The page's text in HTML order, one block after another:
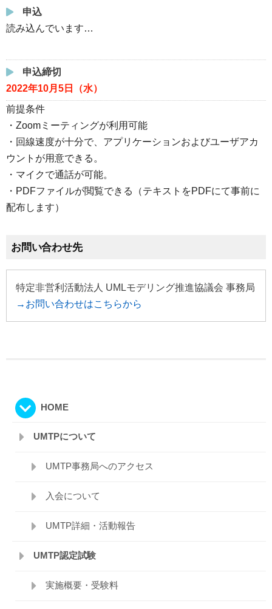
申込
読み込んでいます…
申込締切
2022年10月5日（水）
前提条件
・Zoomミーティングが利用可能
・回線速度が十分で、アプリケーションおよびユーザアカ
ウントが用意できる。
・マイクで通話が可能。
・PDFファイルが閲覧できる（テキストをPDFにて事前に
配布します）
お問い合わせ先
特定非営利活動法人 UMLモデリング推進協議会 事務局
→お問い合わせはこちらから
HOME
UMTPについて
UMTP事務局へのアクセス
入会について
UMTP詳細・活動報告
UMTP認定試験
実施概要・受験料